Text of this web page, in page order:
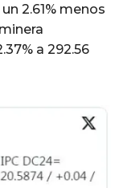
2.61% menos
a 292.56